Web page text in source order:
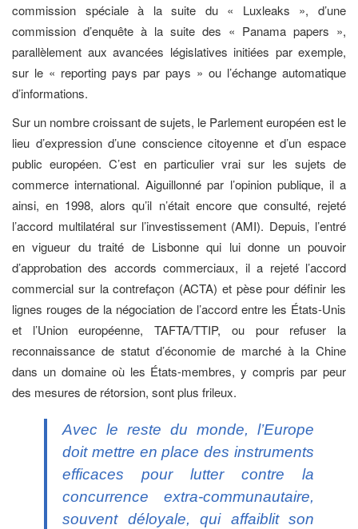
commission spéciale à la suite du « Luxleaks », d’une
commission d’enquête à la suite des « Panama papers »,
parallèlement aux avancées législatives initiées par exemple,
sur le « reporting pays par pays » ou l’échange automatique
d’informations.
Sur un nombre croissant de sujets, le Parlement européen est le
lieu d’expression d’une conscience citoyenne et d’un espace
public européen. C’est en particulier vrai sur les sujets de
commerce international. Aiguillonné par l’opinion publique, il a
ainsi, en 1998, alors qu’il n’était encore que consulté, rejeté
l’accord multilatéral sur l’investissement (AMI). Depuis, l’entré
en vigueur du traité de Lisbonne qui lui donne un pouvoir
d’approbation des accords commerciaux, il a rejeté l’accord
commercial sur la contrefaçon (ACTA) et pèse pour définir les
lignes rouges de la négociation de l’accord entre les États-Unis
et l’Union européenne, TAFTA/TTIP, ou pour refuser la
reconnaissance de statut d’économie de marché à la Chine
dans un domaine où les États-membres, y compris par peur
des mesures de rétorsion, sont plus frileux.
Avec le reste du monde, l’Europe
doit mettre en place des instruments
efficaces pour lutter contre la
concurrence extra-communautaire,
souvent déloyale, qui affaiblit son